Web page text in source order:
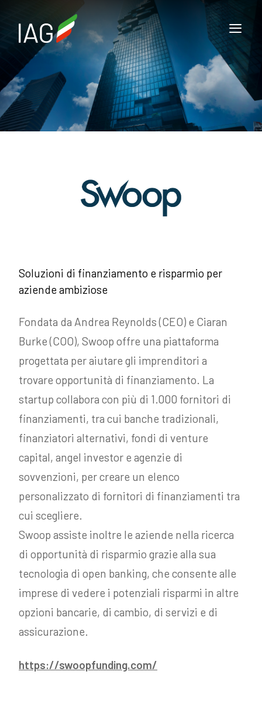
Soluzioni di finanziamento e risparmio per
aziende ambiziose
Fondata da Andrea Reynolds (CEO) e Ciaran
Burke (COO), Swoop offre una piattaforma
progettata per aiutare gli imprenditori a
trovare opportunità di finanziamento. La
startup collabora con più di 1.000 fornitori di
finanziamenti, tra cui banche tradizionali,
finanziatori alternativi, fondi di venture
capital, angel investor e agenzie di
sovvenzioni, per creare un elenco
personalizzato di fornitori di finanziamenti tra
cui scegliere.
Swoop assiste inoltre le aziende nella ricerca
di opportunità di risparmio grazie alla sua
tecnologia di open banking, che consente alle
imprese di vedere i potenziali risparmi in altre
opzioni bancarie, di cambio, di servizi e di
assicurazione.
https://swoopfunding.com/